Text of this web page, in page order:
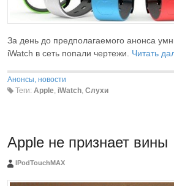
За день до предполагаемого анонса
iWatch в сеть попали чертежи. Читать
Анонсы, новости
Теги: Apple, iWatch, Слухи
Apple не признает вины
IPodTouchMAX